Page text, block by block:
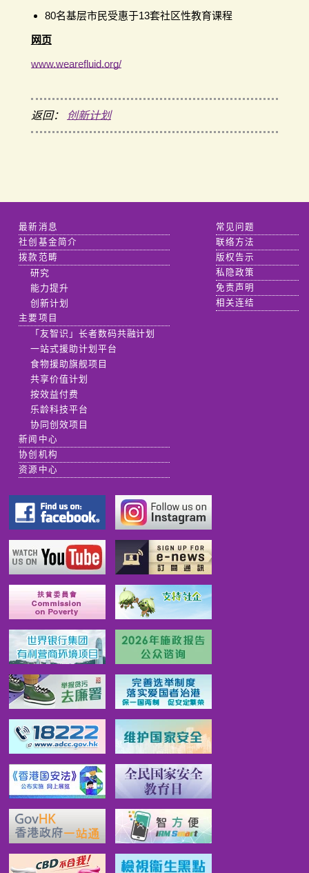
80名基层市民受惠于13套社区性教育课程
网页
www.wearefluid.org/
返回： 创新计划
最新消息
社创基金简介
拨款范畴
研究
能力提升
创新计划
主要项目
「友智识」长者数码共融计划
一站式援助计划平台
食物援助旗舰项目
共享价值计划
按效益付费
乐龄科技平台
协同创效项目
新闻中心
协创机构
资源中心
常见问题
联络方法
版权告示
私隐政策
免责声明
相关连结